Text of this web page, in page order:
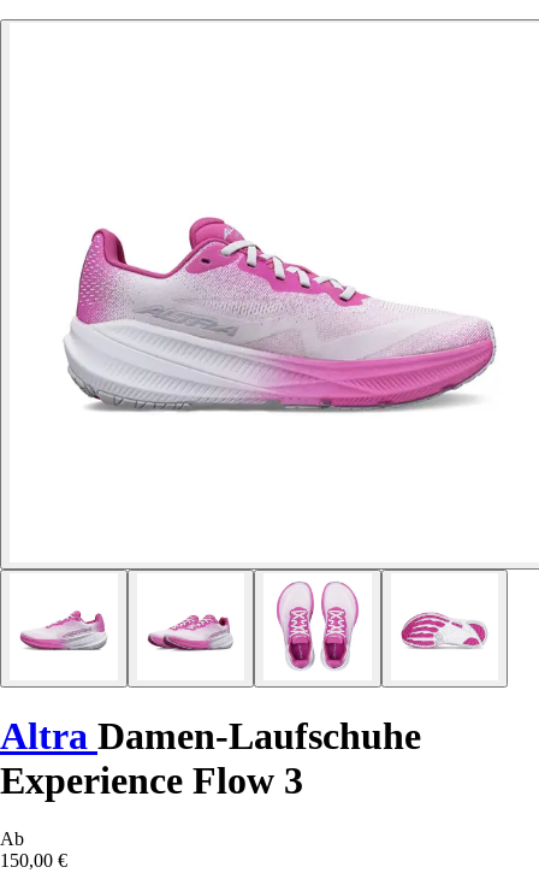
Altra Damen-Laufschuhe
Experience Flow 3
Ab
150,00 €